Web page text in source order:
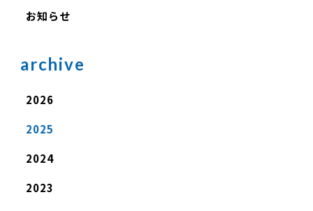
お知らせ
archive
2026
2025
2024
2023